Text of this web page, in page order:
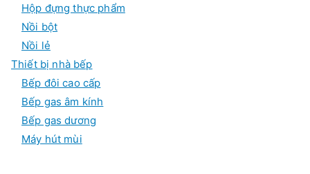
Hộp đựng thực phẩm
Nồi bột
Nồi lẻ
Thiết bị nhà bếp
Bếp đôi cao cấp
Bếp gas âm kính
Bếp gas dương
Máy hút mùi